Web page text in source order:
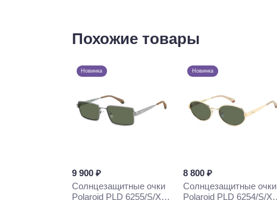
Похожие товары
Новинка
9 900 ₽
Солнцезащитные очки
Polaroid PLD 6255/S/X
Новинка
8 800 ₽
Солнцезащитные очки
Polaroid PLD 6254/S/X